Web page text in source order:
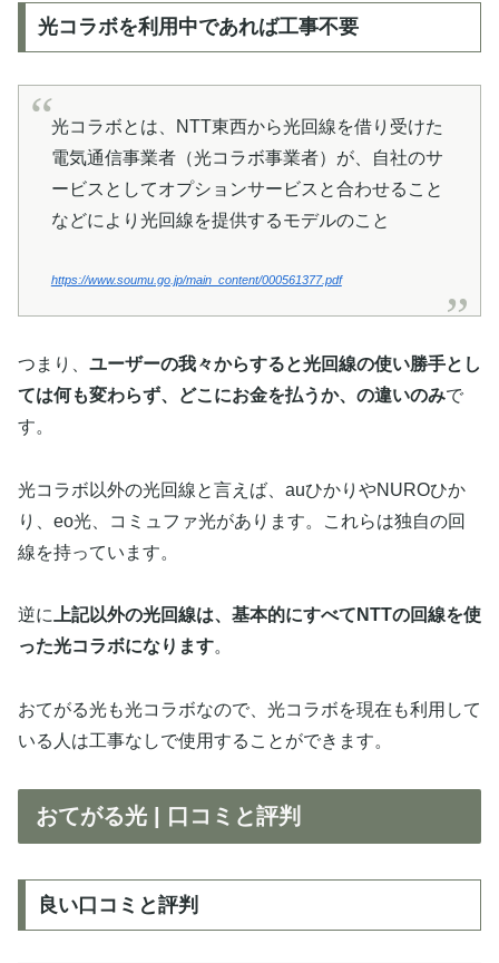
光コラボを利用中であれば工事不要
光コラボとは、NTT東西から光回線を借り受けた
電気通信事業者（光コラボ事業者）が、自社のサ
ービスとしてオプションサービスと合わせること
などにより光回線を提供するモデルのこと
https://www.soumu.go.jp/main_content/000561377.pdf
つまり、 ユーザーの我々からすると光回線の使い勝手とし
ては何も変わらず、どこにお金を払うか、の違いのみで
す。
光コラボ以外の光回線と言えば、auひかりやNUROひか
り、eo光、コミュファ光があります。これらは独自の回
線を持っています。
逆に
上記以外の光回線は、基本的にすべてNTTの回線を使
った光コラボになります。
おてがる光も光コラボなので、光コラボを現在も利用して
いる人は工事なしで使用することができます。
おてがる光 | 口コミと評判
良い口コミと評判